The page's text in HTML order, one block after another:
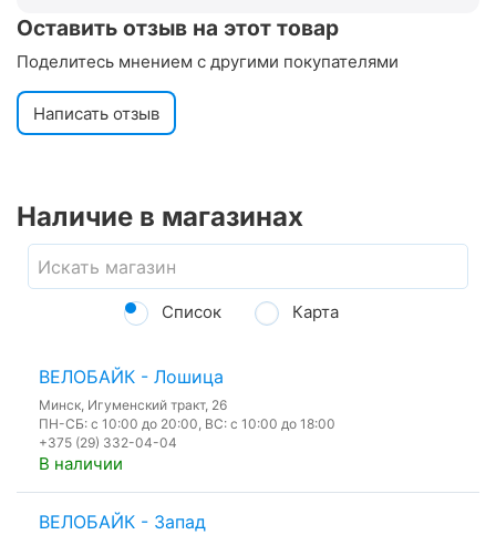
Оставить отзыв на этот товар
Поделитесь мнением с другими покупателями
Написать отзыв
Наличие в магазинах
Список Карта
ВЕЛОБАЙК - Лошица
Минск, Игуменский тракт, 26
ПН-СБ: с 10:00 до 20:00, ВС: с 10:00 до 18:00
+375 (29) 332-04-04
В наличии
ВЕЛОБАЙК - Запад